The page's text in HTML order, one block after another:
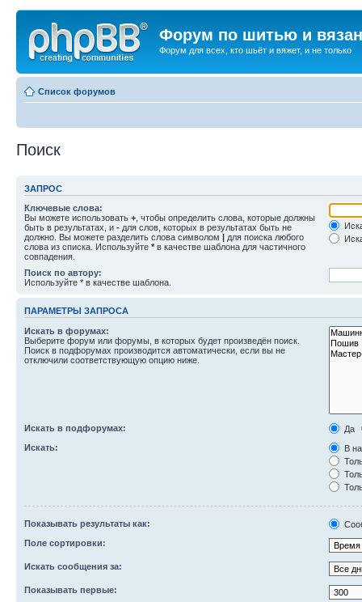
Форум по шитью и
Форум для всех, кто шьёт и вяжет, и не только
Список форумов
Поиск
ЗАПРОС
Ключевые слова:
Вы можете использовать + , чтобы определить слова, которые должны
быть в результатах, и - для слов, которых в результатах быть не
должно. Вы можете разделить слова символом | для поиска любого
слова из списка. Используйте * в качестве шаблона для частичного
совпадения.
Поиск по автору:
Используйте * в качестве шаблона.
ПАРАМЕТРЫ ЗАПРОСА
Искать в форумах:
Выберите форум или форумы, в которых будет произведён поиск.
Поиск в подфорумах производится автоматически, если вы не
отключили соответствующую опцию ниже.
Искать в подфорумах:
Да
Искать:
В
Показывать результаты как:
Поле сортировки:
Искать сообщения за:
Показывать первые: